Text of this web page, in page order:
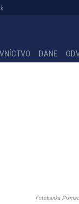
DANE
Fotobanka Pixmac